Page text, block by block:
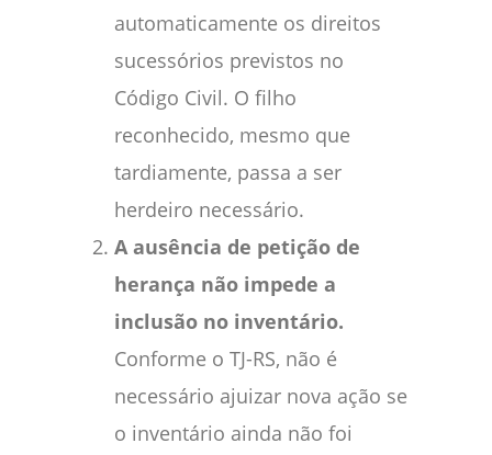
automaticamente os direitos
sucessórios previstos no
Código Civil. O filho
reconhecido, mesmo que
tardiamente, passa a ser
herdeiro necessário.
A ausência de petição de
herança não impede a
inclusão no inventário.
Conforme o TJ-RS, não é
necessário ajuizar nova ação se
o inventário ainda não foi